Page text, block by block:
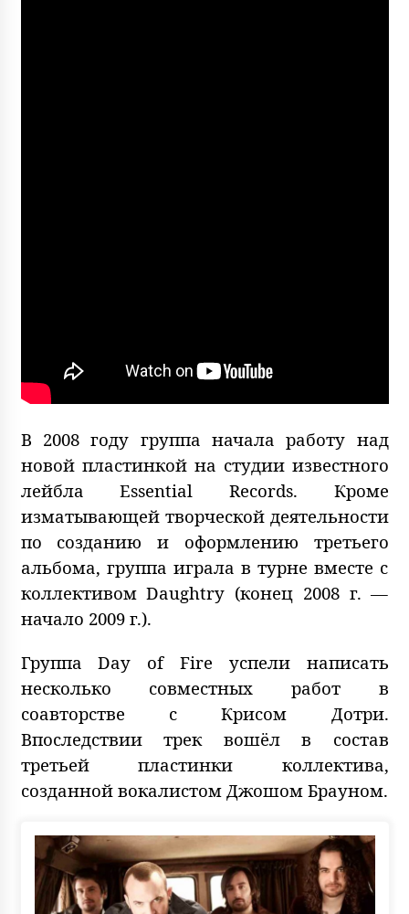
В 2008 году группа начала работу над
новой пластинкой на студии известного
лейбла Essential Records. Кроме
изматывающей творческой деятельности
по созданию и оформлению третьего
альбома, группа играла в турне вместе с
коллективом Daughtry (конец 2008 г. —
начало 2009 г.).
Группа Day of Fire успели написать
несколько совместных работ в
соавторстве с Крисом Дотри.
Впоследствии трек вошёл в состав
третьей пластинки коллектива,
созданной вокалистом Джошом Брауном.